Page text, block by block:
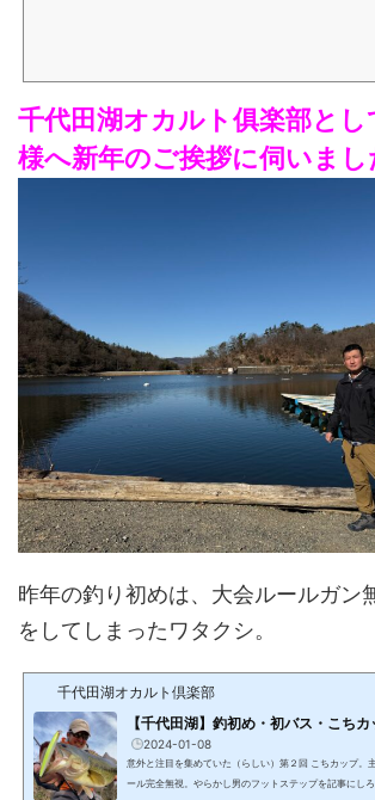
千代田湖オカルト俱楽部とし
様へ新年のご挨拶に伺いまし
昨年の釣り初めは、大会ルールガン
をしてしまったワタクシ。
千代田湖オカルト倶楽部
【千代田湖】釣初め・初バス・こちカ
2024-01-08
意外と注目を集めていた（らしい）第２回 こちカップ。
ール完全無視。やらかし男のフットステップを記事にしろ